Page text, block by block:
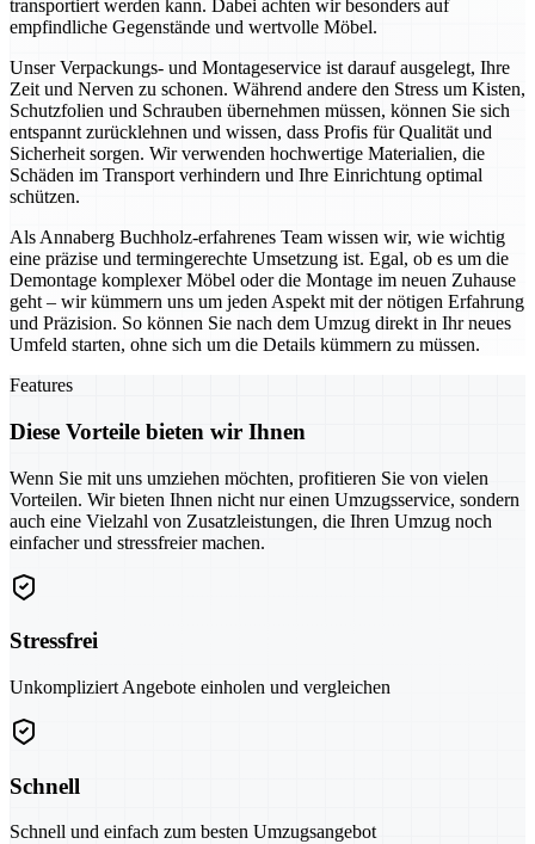
transportiert werden kann. Dabei achten wir besonders auf
empfindliche Gegenstände und wertvolle Möbel.
Unser Verpackungs- und Montageservice ist darauf ausgelegt, Ihre
Zeit und Nerven zu schonen. Während andere den Stress um Kisten,
Schutzfolien und Schrauben übernehmen müssen, können Sie sich
entspannt zurücklehnen und wissen, dass Profis für Qualität und
Sicherheit sorgen. Wir verwenden hochwertige Materialien, die
Schäden im Transport verhindern und Ihre Einrichtung optimal
schützen.
Als Annaberg Buchholz-erfahrenes Team wissen wir, wie wichtig
eine präzise und termingerechte Umsetzung ist. Egal, ob es um die
Demontage komplexer Möbel oder die Montage im neuen Zuhause
geht – wir kümmern uns um jeden Aspekt mit der nötigen Erfahrung
und Präzision. So können Sie nach dem Umzug direkt in Ihr neues
Umfeld starten, ohne sich um die Details kümmern zu müssen.
Features
Diese Vorteile bieten wir Ihnen
Wenn Sie mit uns umziehen möchten, profitieren Sie von vielen
Vorteilen. Wir bieten Ihnen nicht nur einen Umzugsservice, sondern
auch eine Vielzahl von Zusatzleistungen, die Ihren Umzug noch
einfacher und stressfreier machen.
Stressfrei
Unkompliziert Angebote einholen und vergleichen
Schnell
Schnell und einfach zum besten Umzugsangebot